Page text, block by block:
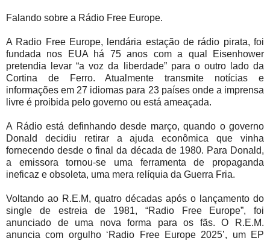
Falando sobre a Rádio Free Europe.
A Radio Free Europe, lendária estação de rádio pirata, foi
fundada nos EUA há 75 anos com a qual Eisenhower
pretendia levar “a voz da liberdade” para o outro lado da
Cortina de Ferro. Atualmente transmite notícias e
informações em 27 idiomas para 23 países onde a imprensa
livre é proibida pelo governo ou está ameaçada.
A Rádio está definhando desde março, quando o governo
Donald decidiu retirar a ajuda econômica que vinha
fornecendo desde o final da década de 1980. Para Donald,
a emissora tornou-se uma ferramenta de propaganda
ineficaz e obsoleta, uma mera relíquia da Guerra Fria.
Voltando ao R.E.M, quatro décadas após o lançamento do
single de estreia de 1981, “Radio Free Europe”, foi
anunciado de uma nova forma para os fãs. O R.E.M.
anuncia com orgulho ‘Radio Free Europe 2025’, um EP